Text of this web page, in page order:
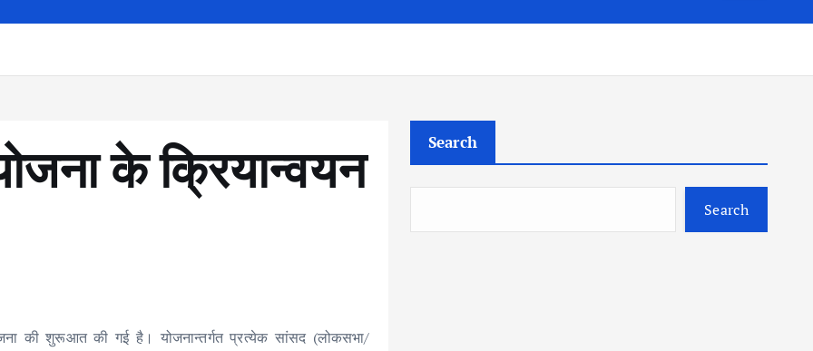
के क्रियान्वयन
की शुरूआत की गई है। योजनान्तर्गत प्रत्येक सांसद (लोकसभा/
Search
Search